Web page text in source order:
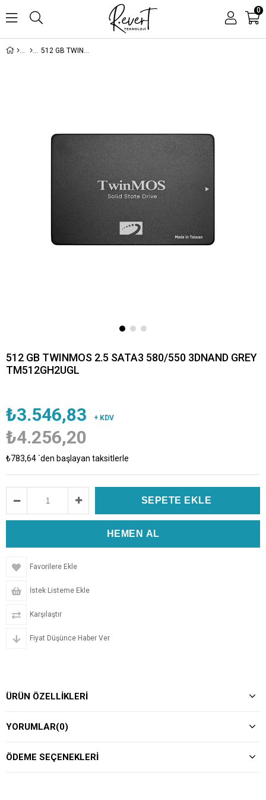
0
512 GB TWINMOS 2.5 SATA3 580/550 3DNAND GREY TM512GH2UGL
512 GB TWINMOS 2.5 SATA3 580/550 3DNAND GREY
TM512GH2UGL
₺3.546,83 + KDV
₺4.256,20
₺783,64`den başlayan taksitlerle
Favorilere Ekle
İstek Listeme Ekle
Karşılaştır
Fiyat Düşünce Haber Ver
ÜRÜN ÖZELLIKLERI
YORUMLAR(0)
ÖDEME SEÇENEKLERI